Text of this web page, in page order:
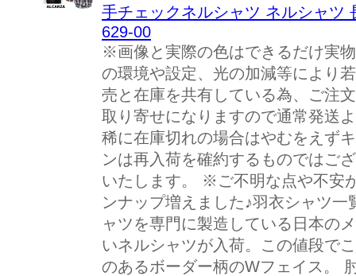
手チェックネルシャツ ネルシャ
629-00
※画像と実際の色はできるだけ実
の環境や設定、光の加減等により
売と在庫を共有している為、ご注
取り寄せになりますので通常発送
稀に在庫切れの場合はやむをえず
ンは再入荷を確約するものではご
いたします。 ※ご不明な点や不安
ンナップ増えました♪羽衣シャツ
ャツを専門に製造している日本の
いネルシャツが入荷。この値段で
のあるボーダー柄のWフェイス。